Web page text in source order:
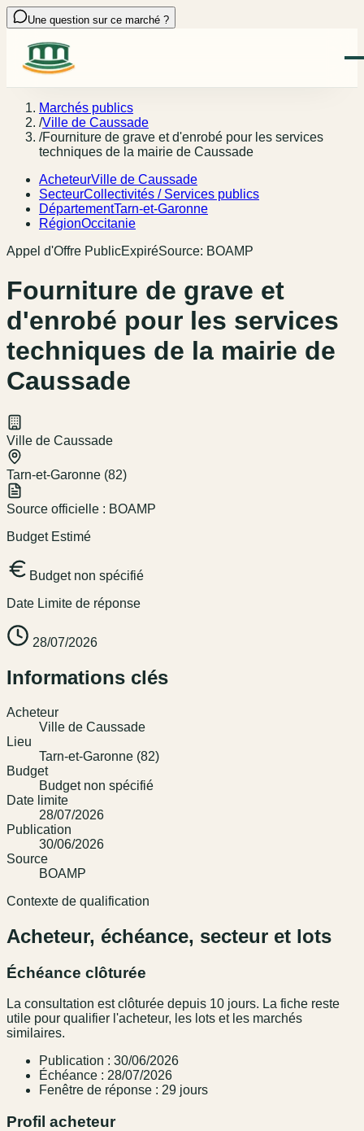
Une question sur ce marché ?
Marchés publics
/Ville de Caussade
/Fourniture de grave et d'enrobé pour les services
techniques de la mairie de Caussade
AcheteurVille de Caussade
SecteurCollectivités / Services publics
DépartementTarn-et-Garonne
RégionOccitanie
Appel d'Offre PublicExpiréSource: BOAMP
Fourniture de grave et
d'enrobé pour les services
techniques de la mairie de
Caussade
Ville de Caussade
Tarn-et-Garonne (82)
Source officielle : BOAMP
Budget Estimé
Budget non spécifié
Date Limite de réponse
28/07/2026
Informations clés
Acheteur
Ville de Caussade
Lieu
Tarn-et-Garonne (82)
Budget
Budget non spécifié
Date limite
28/07/2026
Publication
30/06/2026
Source
BOAMP
Contexte de qualification
Acheteur, échéance, secteur et lots
Échéance clôturée
La consultation est clôturée depuis 10 jours. La fiche reste
utile pour qualifier l'acheteur, les lots et les marchés
similaires.
Publication : 30/06/2026
Échéance : 28/07/2026
Fenêtre de réponse : 29 jours
Profil acheteur